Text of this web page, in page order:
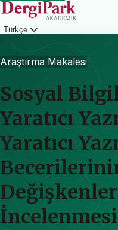
Türkçe
Araştırma Makalesi
Sosyal
Yaratıcı
Yaratıcı
İncelenmesi